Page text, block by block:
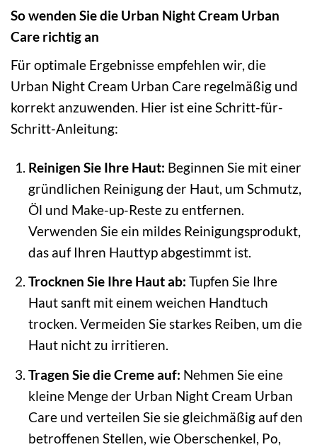
So wenden Sie die Urban Night Cream Urban
Care richtig an
Für optimale Ergebnisse empfehlen wir, die
Urban Night Cream Urban Care regelmäßig und
korrekt anzuwenden. Hier ist eine Schritt-für-
Schritt-Anleitung:
Reinigen Sie Ihre Haut: Beginnen Sie mit einer
gründlichen Reinigung der Haut, um Schmutz,
Öl und Make-up-Reste zu entfernen.
Verwenden Sie ein mildes Reinigungsprodukt,
das auf Ihren Hauttyp abgestimmt ist.
Trocknen Sie Ihre Haut ab: Tupfen Sie Ihre
Haut sanft mit einem weichen Handtuch
trocken. Vermeiden Sie starkes Reiben, um die
Haut nicht zu irritieren.
Tragen Sie die Creme auf: Nehmen Sie eine
kleine Menge der Urban Night Cream Urban
Care und verteilen Sie sie gleichmäßig auf den
betroffenen Stellen, wie Oberschenkel, Po,